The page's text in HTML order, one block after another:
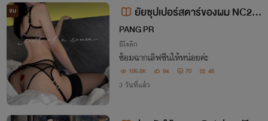
จบ
ยัยซุปเปอร์สตาร์ของผม NC20
+
PANG PR
อีโรติก
ซ้อมฉากเลิฟซีนให้หน่อยค่ะ
106.8K 94 70 45
3 วันที่แล้ว